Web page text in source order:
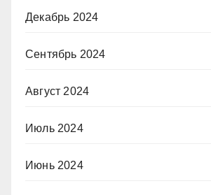
Декабрь 2024
Сентябрь 2024
Август 2024
Июль 2024
Июнь 2024